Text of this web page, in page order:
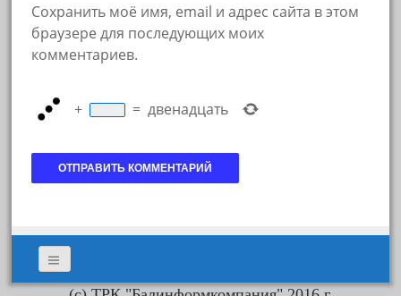
Сохранить моё имя, email и адрес сайта в этом
браузере для последующих моих
комментариев.
+ = двенадцать